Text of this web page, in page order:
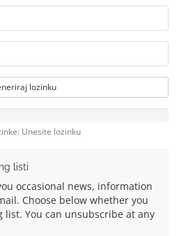
lozinku
Unesite lozinku
listi
occasional news, information
Choose below whether you
You can unsubscribe at any